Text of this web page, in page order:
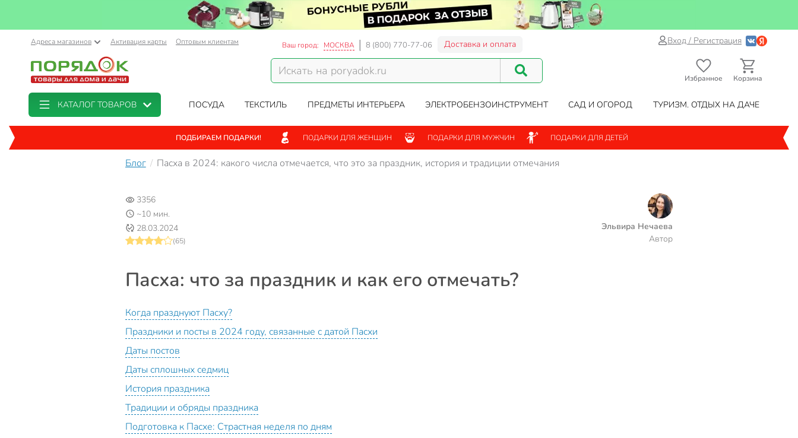
Адреса магазинов Активация карты Оптовым клиентам Ваш город: МОСКВА 8 (800) 770-77-06 Доставка и оплата Вход / Регистрация
Избранное Корзина
КАТАЛОГ ТОВАРОВ ПОСУДА ТЕКСТИЛЬ ПРЕДМЕТЫ ИНТЕРЬЕРА ЭЛЕКТРОБЕНЗОИНСТРУМЕНТ САД И ОГОРОД ТУРИЗМ. ОТДЫХ НА ДАЧЕ
ПОДБИРАЕМ ПОДАРКИ! ПОДАРКИ ДЛЯ ЖЕНЩИН ПОДАРКИ ДЛЯ МУЖЧИН ПОДАРКИ ДЛЯ ДЕТЕЙ
Блог Пасха в 2024: какого числа отмечается, что это за праздник, история и традиции отмечания
3356
~10 мин.
28.03.2024
(65) Автор
Эльвира Нечаева
Пасха: что за праздник и как его отмечать?
Когда празднуют Пасху?
Праздники и посты в 2024 году, связанные с датой Пасхи
Даты постов
Даты сплошных седмиц
История праздника
Традиции и обряды праздника
Подготовка к Пасхе: Страстная неделя по дням